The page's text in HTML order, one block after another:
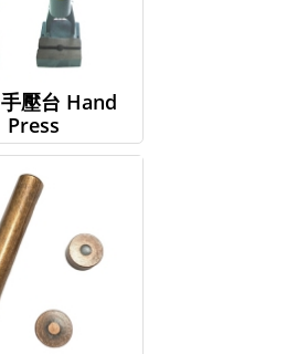
壓台 Hand
Press